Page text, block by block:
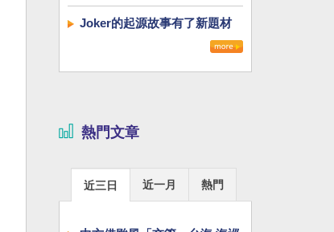
Joker的起源故事有了新題材
熱門文章
近三日 近一月 熱門